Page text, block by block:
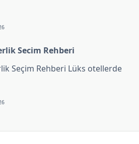
Secim Rehberi
Seçim Rehberi Lüks otellerde